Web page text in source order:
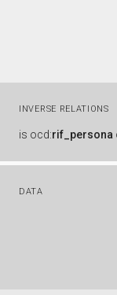
INVERSE RELATIONS
is ocd:rif_persona
DATA